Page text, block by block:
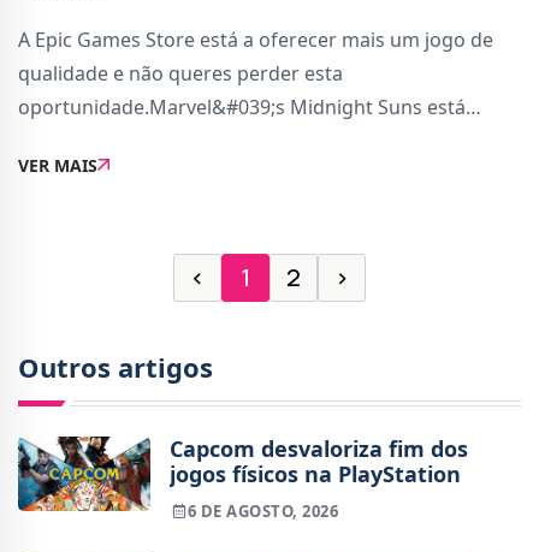
A Epic Games Store está a oferecer mais um jogo de
qualidade e não queres perder esta
oportunidade.Marvel&#039;s Midnight Suns está
habitual nas ofertas da Epic Games, o jogo estará para
VER MAIS
‹ 1 2 ›
Outros artigos
Capcom desvaloriza fim dos
jogos físicos na PlayStation
6 DE AGOSTO, 2026